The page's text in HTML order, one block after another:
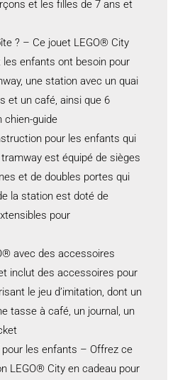
et les filles de 7 ans et
? – Ce jouet LEGO® City
enfants ont besoin pour
une station avec un quai
et un café, ainsi que 6
chien-guide
pour les enfants qui
est équipé de sièges
et de doubles portes qui
la station est doté de
pour
avec des accessoires
inclut des accessoires pour
le jeu d’imitation, dont un
tasse à café, un journal, un
les enfants – Offrez ce
LEGO® City en cadeau pour